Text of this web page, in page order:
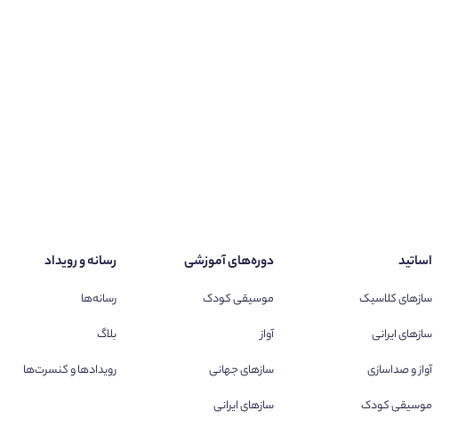
اساتید
سازهای کلاسیک
سازهای ایرانی
آواز و صداسازی
موسیقی کودک
دوره‌های آموزشی
موسیقی کودک
آواز
سازهای جهانی
سازهای ایرانی
رسانه و رویداد
رسانه‌ها
بلاگ
رویدادها و کنسرت‌ها